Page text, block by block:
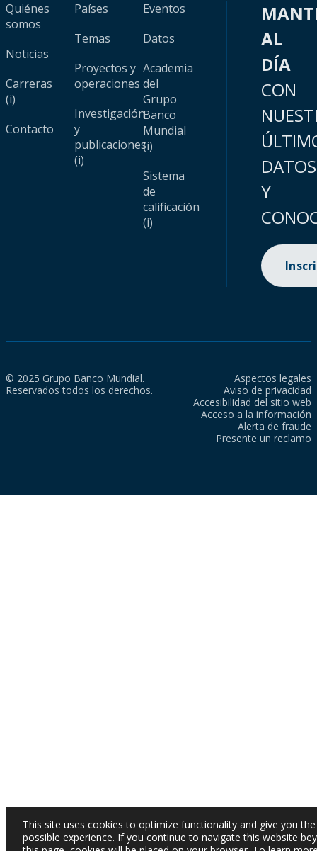
Quiénes
somos
Noticias
Carreras
(i)
Contacto
Países
Temas
Proyectos y
operaciones
Investigación
y
publicaciones
(i)
Eventos
Datos
Academia
del
Grupo
Banco
Mundial
(i)
Sistema
de
calificación
(i)
AL
DÍA
CON
DATOS
Y
© 2025 Grupo Banco Mundial.
Reservados todos los derechos.
Aspectos legales
Aviso de privacidad
Accesibilidad del sitio web
Acceso a la información
Alerta de fraude
Presente un reclamo
This site uses cookies to optimize functionality and give you
possible experience. If you continue to navigate this website